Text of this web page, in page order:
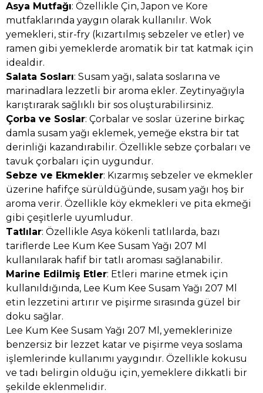
Asya Mutfağı: Özellikle Çin, Japon ve Kore
mutfaklarında yaygın olarak kullanılır. Wok
yemekleri, stir-fry (kızartılmış sebzeler ve etler) ve
ramen gibi yemeklerde aromatik bir tat katmak için
idealdir.
Salata Sosları: Susam yağı, salata soslarına ve
marinadlara lezzetli bir aroma ekler. Zeytinyağıyla
karıştırarak sağlıklı bir sos oluşturabilirsiniz.
Çorba ve Soslar: Çorbalar ve soslar üzerine birkaç
damla susam yağı eklemek, yemeğe ekstra bir tat
derinliği kazandırabilir. Özellikle sebze çorbaları ve
tavuk çorbaları için uygundur.
Sebze ve Ekmekler: Kızarmış sebzeler ve ekmekler
üzerine hafifçe sürüldüğünde, susam yağı hoş bir
aroma verir. Özellikle köy ekmekleri ve pita ekmeği
gibi çeşitlerle uyumludur.
Tatlılar: Özellikle Asya kökenli tatlılarda, bazı
tariflerde Lee Kum Kee Susam Yağı 207 Ml
kullanılarak hafif bir tatlı aroması sağlanabilir.
Marine Edilmiş Etler: Etleri marine etmek için
kullanıldığında, Lee Kum Kee Susam Yağı 207 Ml
etin lezzetini artırır ve pişirme sırasında güzel bir
doku sağlar.
Lee Kum Kee Susam Yağı 207 Ml, yemeklerinize
benzersiz bir lezzet katar ve pişirme veya soslama
işlemlerinde kullanımı yaygındır. Özellikle kokusu
ve tadı belirgin olduğu için, yemeklere dikkatli bir
şekilde eklenmelidir.